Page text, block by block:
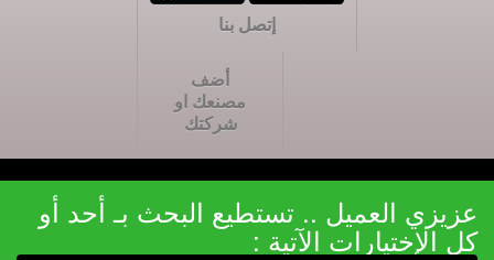
إتصل بنا
أضف
مصنعك او
شركتك
عزيزي العميل .. تستطيع البحث بـ أحد أو
كل الإختيارات الآتية :